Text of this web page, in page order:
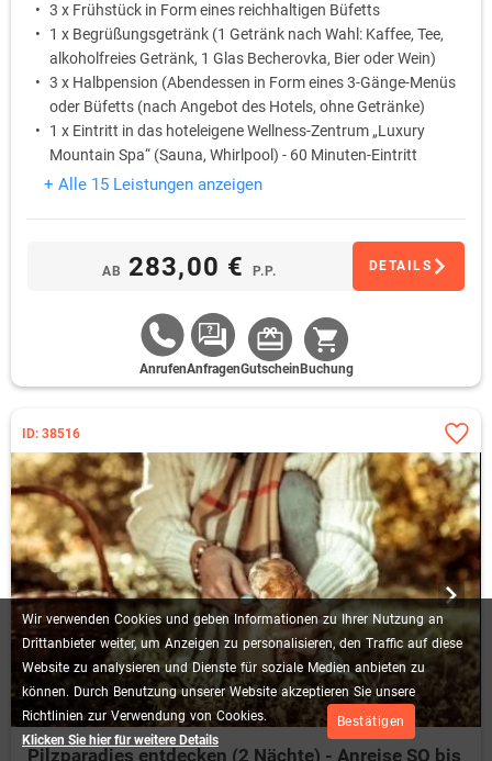
Wir verwenden Cookies und geben Informationen zu Ihrer Nutzung an
Drittanbieter weiter, um Anzeigen zu personalisieren, den Traffic auf diese
Website zu analysieren und Dienste für soziale Medien anbieten zu
können. Durch Benutzung unserer Website akzeptieren Sie unsere
Richtlinien zur Verwendung von Cookies.
Klicken Sie hier für weitere Details
Bestätigen
3 x Frühstück in Form eines reichhaltigen Büfetts
1 x Begrüßungsgetränk (1 Getränk nach Wahl: Kaffee, Tee,
alkoholfreies Getränk, 1 Glas Becherovka, Bier oder Wein)
3 x Halbpension (Abendessen in Form eines 3-Gänge-Menüs
oder Büfetts (nach Angebot des Hotels, ohne Getränke)
1 x Eintritt in das hoteleigene Wellness-Zentrum „Luxury
Mountain Spa“ (Sauna, Whirlpool) - 60 Minuten-Eintritt
während der allg. Öffnungszeiten, Terminierung an der
+ Alle 15 Leistungen anzeigen
AB 283,00 € P.P. DETAILS
AnrufenAnfragenGutschein Buchung
ID: 38516
Pilzparadies entdecken (2 Nächte) - Anreise SO bis